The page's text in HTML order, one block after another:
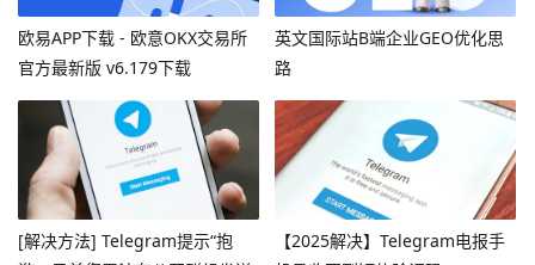
欧易APP下载 - 欧意OKX交易所
官方最新版 v6.179下载
英文国际站B端企业GEO优化思
路
[解决方法] Telegram提示“抱
【2025解决】Telegram电报手